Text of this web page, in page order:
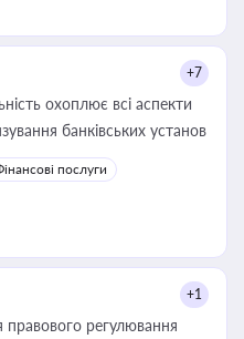
+7
охоплює всі аспекти
банківських установ
послуги
+1
правового регулювання